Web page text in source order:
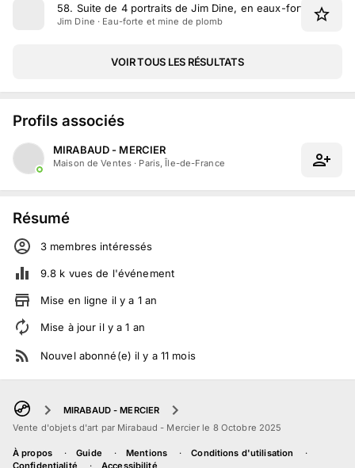
58. Suite de 4 portraits de Jim Dine, en eaux-fortes et
Jim Dine · Eau-forte et mine de plomb
VOIR TOUS LES RÉSULTATS
Profils associés
MIRABAUD - MERCIER
Maison de Ventes · Paris, Île-de-France
Résumé
3 membres intéressés
9.8 k vues de l'événement
Mise en ligne il y a 1 an
Mise à jour il y a1 an
Nouvel abonné(e) il y a 11 mois
MIRABAUD - MERCIER
Vente d'objets d'art par Mirabaud - Mercier le 8 Octobre 2025
À propos Guide Mentions
Conditions d'utilisation
Confidentialité
Accessibilité